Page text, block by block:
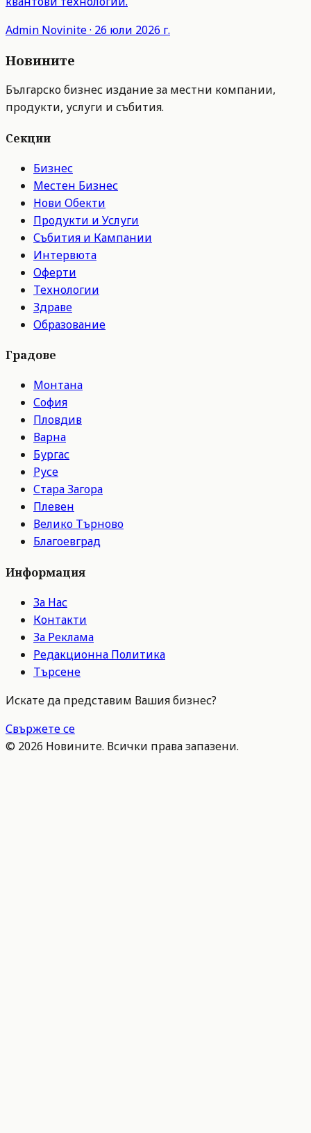
Admin Novinite· 26 юли 2026 г.
Новините
Българско бизнес издание за местни компании,
продукти, услуги и събития.
Секции
Бизнес
Местен Бизнес
Нови Обекти
Продукти и Услуги
Събития и Кампании
Интервюта
Оферти
Технологии
Здраве
Образование
Градове
Монтана
София
Пловдив
Варна
Бургас
Русе
Стара Загора
Плевен
Велико Търново
Благоевград
Информация
За Нас
Контакти
За Реклама
Редакционна Политика
Търсене
Искате да представим Вашия бизнес?
Свържете се
© 2026 Новините. Всички права запазени.